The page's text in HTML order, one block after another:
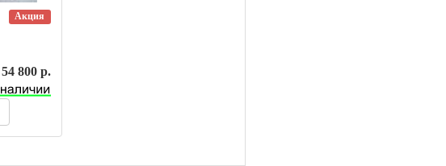
Акция
54 800 р.